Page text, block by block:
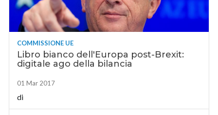
COMMISSIONE UE
Libro bianco dell'Europa post-Brexit:
digitale ago della bilancia
01 Mar 2017
di